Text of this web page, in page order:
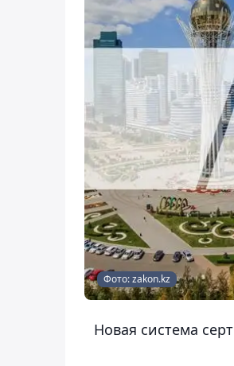
Фото: zakon.kz
Новая система